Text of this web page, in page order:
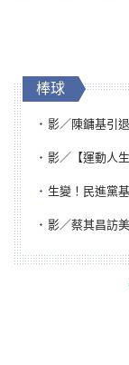
棒球
影／陳鏞基引退哽
影／【運動人生】從通靈少
生變！民進黨基隆安樂區
影／蔡其昌訪美重申台